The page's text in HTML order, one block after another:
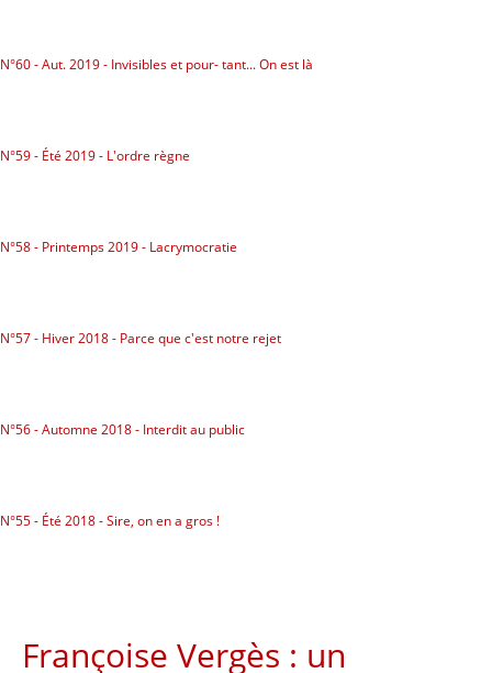
N°60 - Aut. 2019 - Invisibles et pour- tant... On est là
N°59 - Été 2019 - L'ordre règne
N°58 - Printemps 2019 - Lacrymocratie
N°57 - Hiver 2018 - Parce que c'est notre rejet
N°56 - Automne 2018 - Interdit au public
N°55 - Été 2018 - Sire, on en a gros !
Françoise Vergès : un